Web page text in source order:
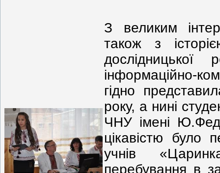
З великим
також з
дослідницької
інформаційно-
гідно
року, а нині
ЧНУ імені
цікавістю було
учнів
перебування в